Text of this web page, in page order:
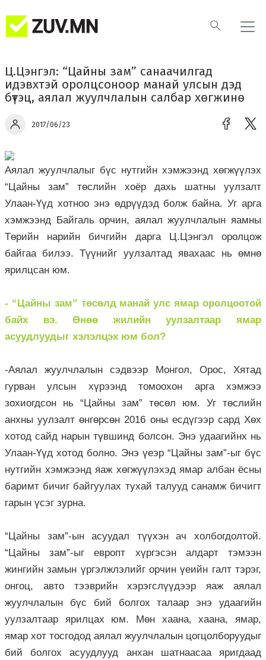
Ц.Цэнгэл: “Цайны зам” санаачилгад
идэвхтэй оролцсоноор манай улсын дэд
бүтэц, аялал жуулчлалын салбар хөгжинө
2017/06/23
Аялал жуулчлалыг бүс нутгийн хэмжээнд хөгжүүлэх
“Цайны зам” төслийн хоёр дахь шатны уулзалт
Улаан-Үүд хотноо энэ өдрүүдэд болж байна. Уг арга
хэмжээнд Байгаль орчин, аялал жуулчлалын яамны
Төрийн нарийн бичгийн дарга Ц.Цэнгэл оролцож
байгаа билээ. Түүнийг уулзалтад явахаас нь өмнө
ярилцсан юм.
- “Цайны зам” төсөлд манай улс ямар оролцоотой
байх вэ. Өнөө жилийн уулзалтаар ямар
асуудлуудыг хэлэлцэх юм бол?
-Аялал жуулчлалын сэдвээр Монгол, Орос, Хятад
гурван улсын хүрээнд томоохон арга хэмжээ
зохиогдсон нь “Цайны зам” төсөл юм. Уг төслийн
анхны уулзалт өнгөрсөн 2016 оны есдүгээр сард Хөх
хотод сайд нарын түвшинд болсон. Энэ удаагийнх нь
Улаан-Үүд хотод болно. Энэ үеэр “Цайны зам”-ыг бүс
нутгийн хэмжээнд яаж хөгжүүлэхэд ямар албан ёсны
баримт бичиг байгуулах тухай талууд санамж бичигт
гарын үсэг зурна.
“Цайны зам”-ын асуудал түүхэн ач холбогдолтой.
“Цайны зам”-ыг европт хүргэсэн алдарт тэмээн
жингийн замын үргэлжлэлийг орчин үеийн галт тэрэг,
онгоц, авто тээврийн хэрэгслүүдээр яаж аялал
жуулчлалын бүс бий болгох талаар энэ удаагийн
уулзалтаар ярилцах юм. Мөн хаана, хаана, ямар,
ямар хот тосгодод аялал жуулчлалын цогцолборуудыг
бий болгох асуудлууд анхан шатнаасаа яригдаад